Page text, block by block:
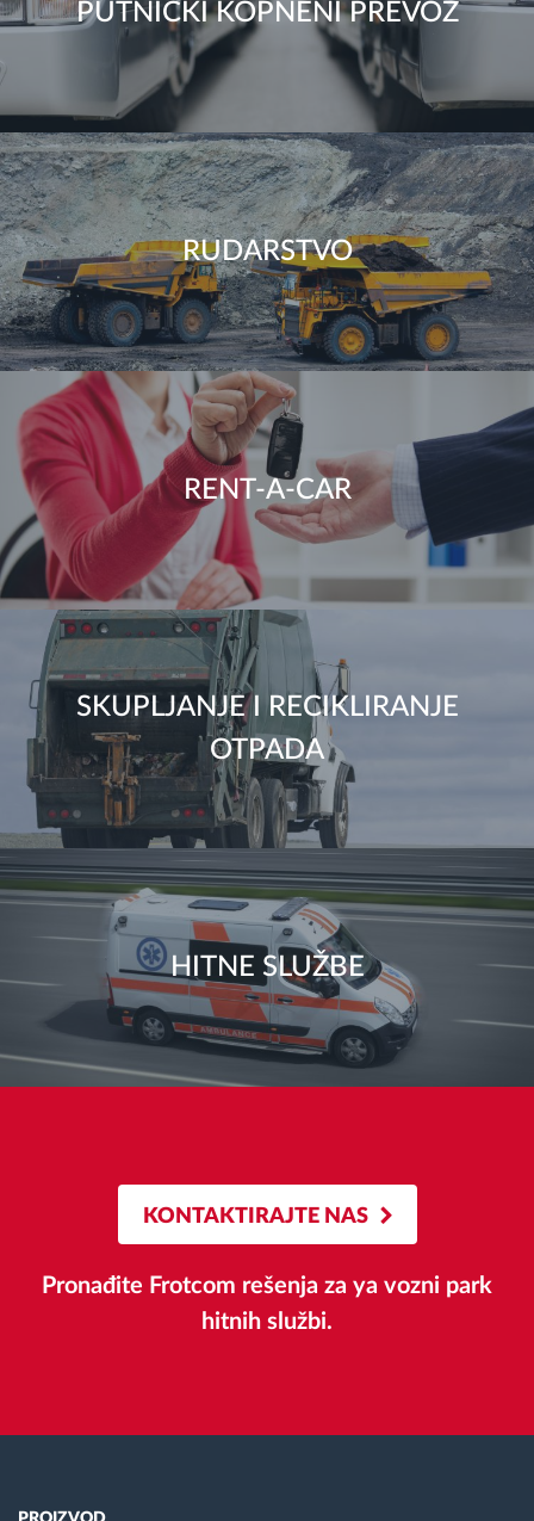
PUTNIČKI KOPNENI PREVOZ
RUDARSTVO
RENT-A-CAR
SKUPLJANJE I RECIKLIRANJE
OTPADA
HITNE SLUŽBE
KONTAKTIRAJTE NAS
Pronađite Frotcom rešenja za ya vozni park
hitnih službi.